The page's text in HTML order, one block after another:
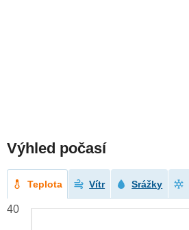
Výhled počasí
Teplota Vítr Srážky
40